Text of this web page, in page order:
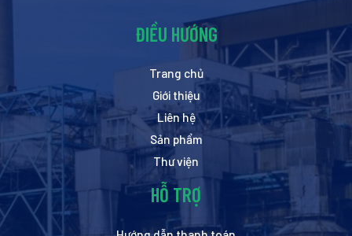
ĐIỀU HƯỚNG
Trang chủ
Giới thiệu
Liên hệ
Sản phẩm
Thư viện
HỖ TRỢ